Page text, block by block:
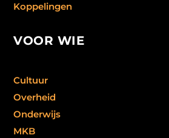
Koppelingen
VOOR WIE
Cultuur
Overheid
Onderwijs
MKB